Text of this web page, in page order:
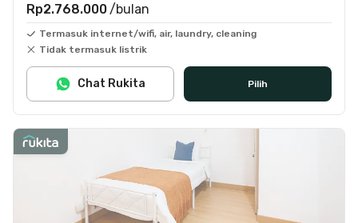
Rp2.768.000 /bulan
Termasuk internet/wifi, air, laundry, cleaning
Tidak termasuk listrik
Pilih
Chat Rukita